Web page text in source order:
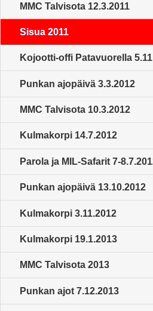
MMC Talvisota 12.3.2011
Sisua 2011
Kojootti-offi Patavuorella
Punkan ajopäivä 3.3.2012
MMC Talvisota 10.3.2012
Kulmakorpi 14.7.2012
Parola ja MIL-Safarit 7-
Punkan ajopäivä 13.10.2012
Kulmakorpi 3.11.2012
Kulmakorpi 19.1.2013
MMC Talvisota 2013
Punkan ajot 7.12.2013